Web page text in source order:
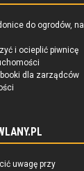
do ogrodów, na
i ocieplić piwnicę
dla zarządców
uwagę przy